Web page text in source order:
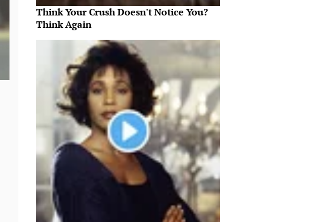
Think Your Crush Doesn't Notice You?
Think Again